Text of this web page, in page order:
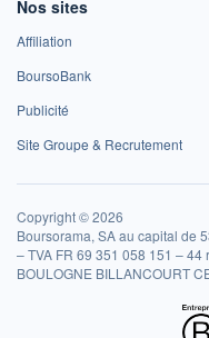
Nos sites
Affiliation
BoursoBank
Publicité
Site Groupe & Recrutement
Copyright © 2026
Boursorama, SA au capital de
– TVA FR 69 351 058 151 –
BOULOGNE BILLANCOURT